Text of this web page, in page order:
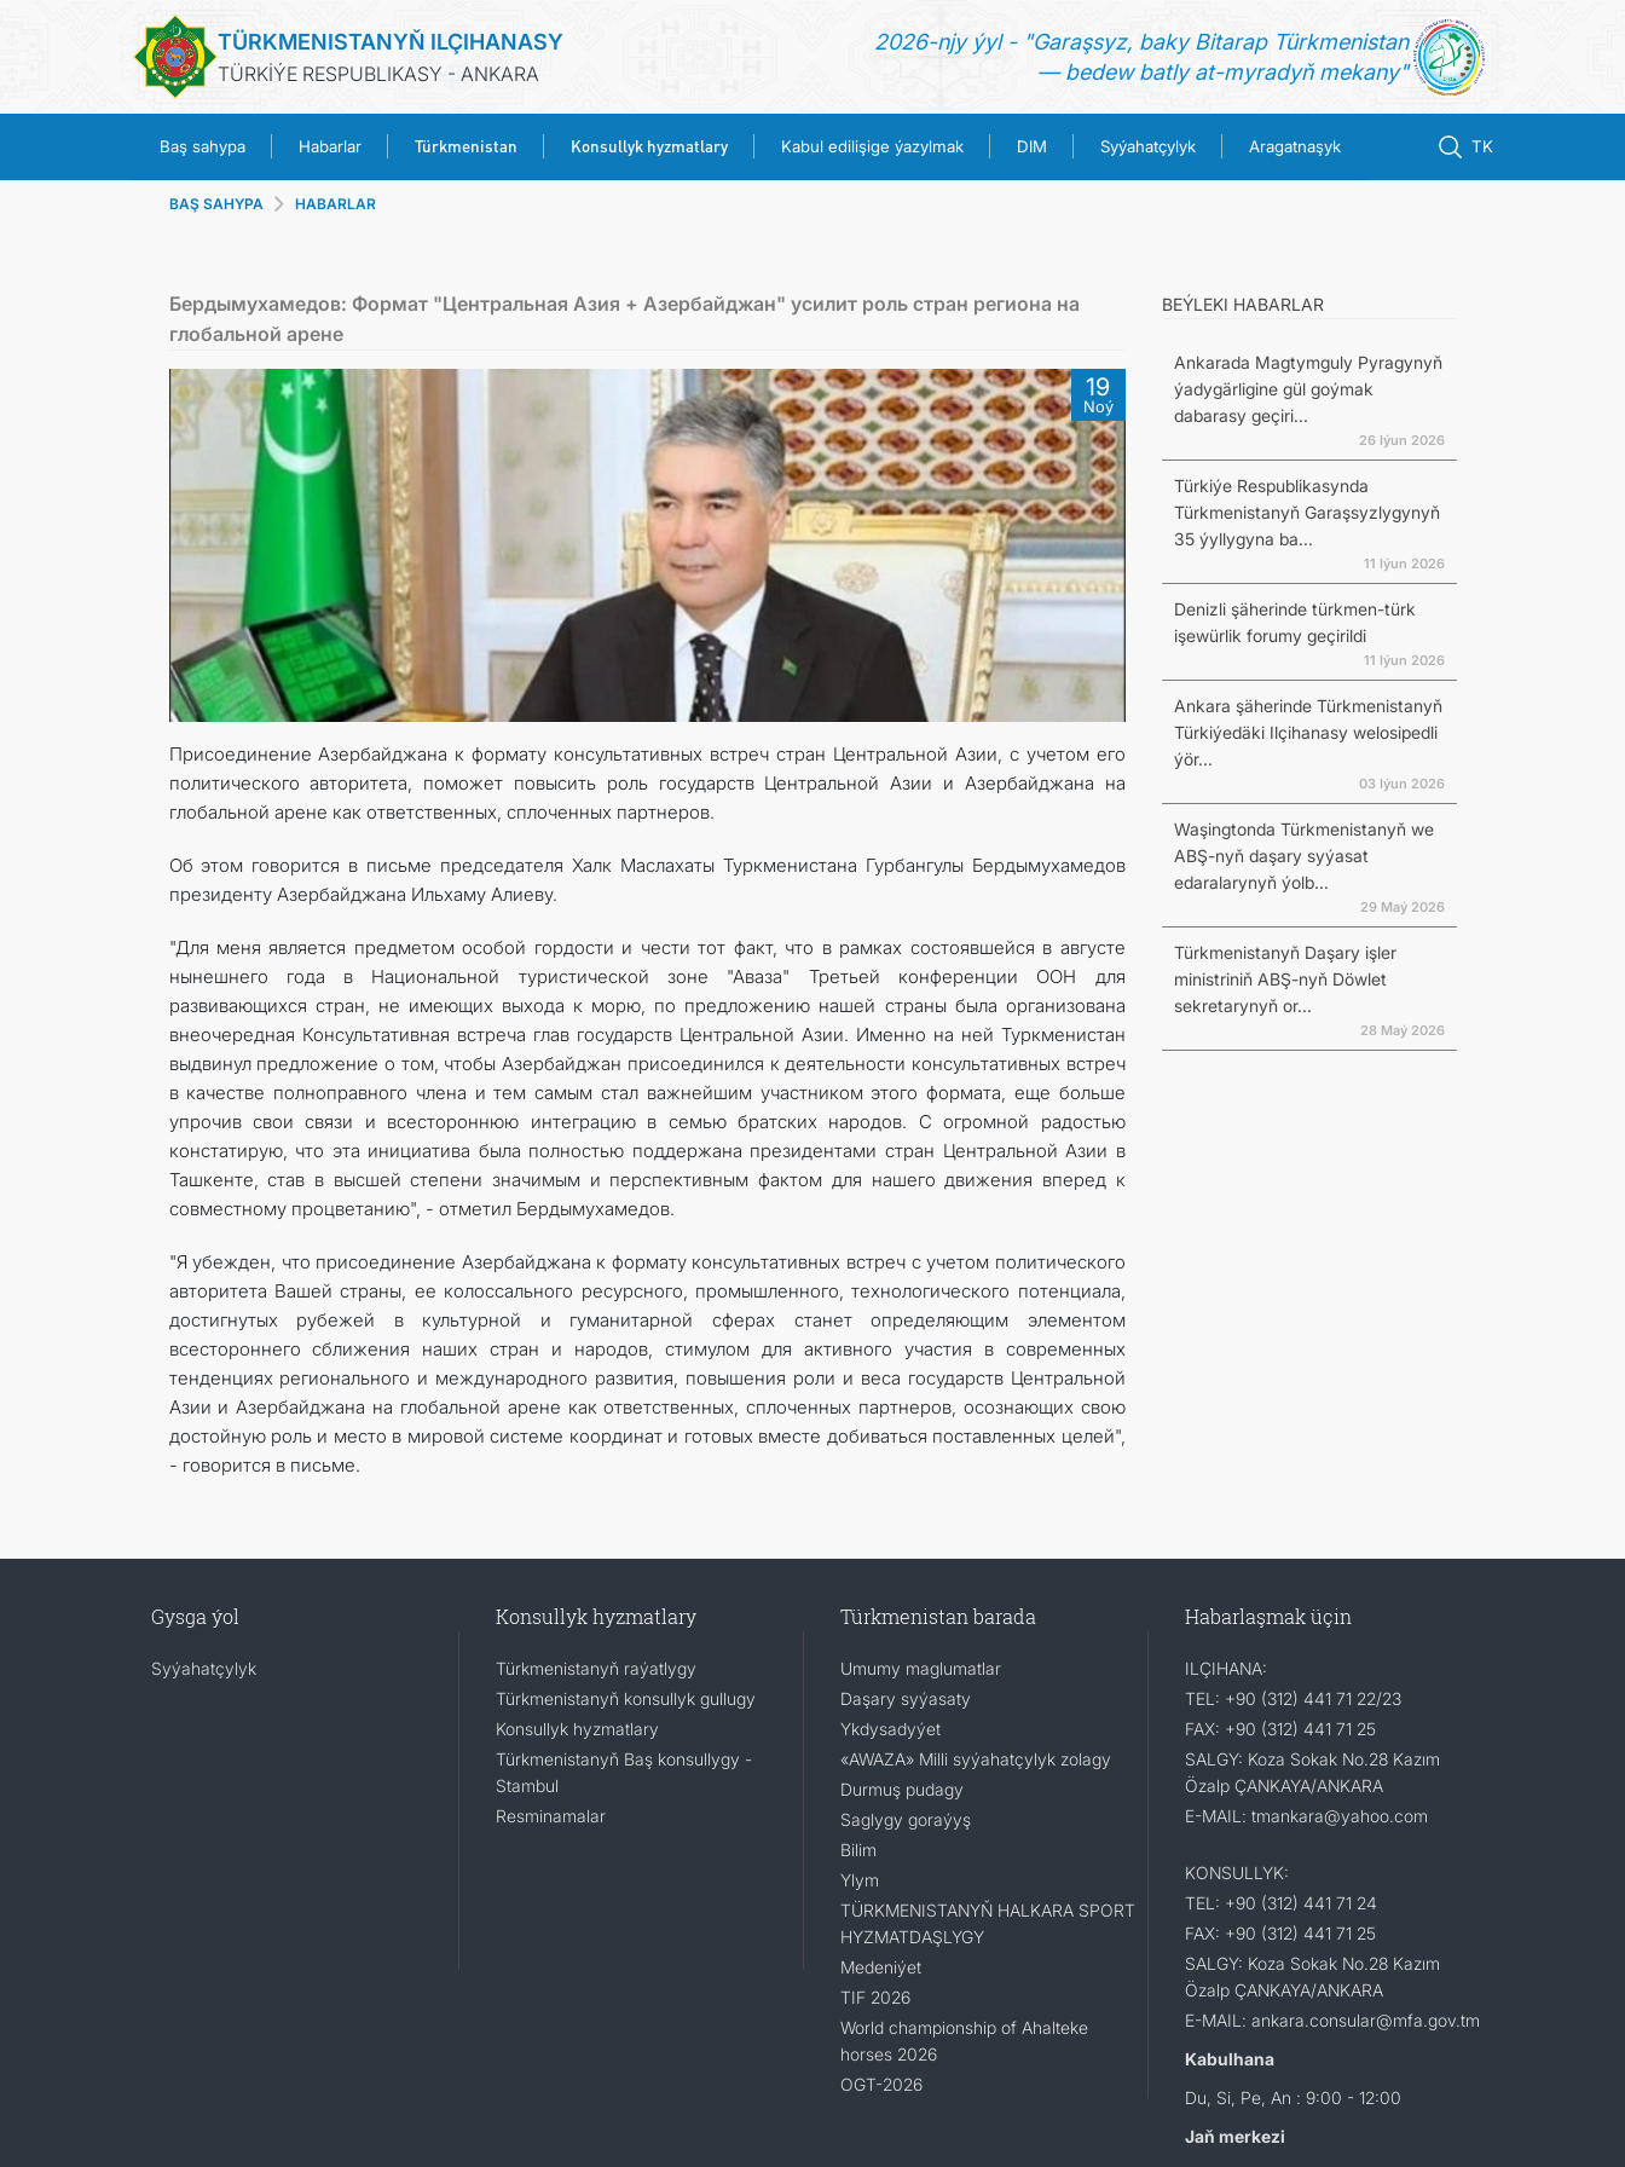
TÜRKMENISTANYŇ ILÇIHANASY
TÜRKİÝE RESPUBLIKASY - ANKARA
2026-njy ýyl - "Garaşsyz, baky Bitarap Türkmenistan
— bedew batly at-myradyň mekany"
Baş sahypa Habarlar Türkmenistan Konsullyk hyzmatlary Kabul edilişige ýazylmak DIM Syýahatçylyk Aragatnaşyk TK
KONSULLYK HYZMATLARY
KABUL EDILIŞIGE ÝAZYLMAK
DIM
SYÝAHATÇYLYK
ARAGATNAŞYK
BAŞ SAHYPA HABARLAR
Бердымухамедов: Формат "Центральная Азия + Азербайджан" усилит роль стран региона на
глобальной арене
19
Noý
Присоединение Азербайджана к формату консультативных встреч стран Центральной Азии, с учетом его
политического авторитета, поможет повысить роль государств Центральной Азии и Азербайджана на
глобальной арене как ответственных, сплоченных партнеров.
Об этом говорится в письме председателя Халк Маслахаты Туркменистана Гурбангулы Бердымухамедов
президенту Азербайджана Ильхаму Алиеву.
"Для меня является предметом особой гордости и чести тот факт, что в рамках состоявшейся в августе
нынешнего года в Национальной туристической зоне "Аваза" Третьей конференции ООН для
развивающихся стран, не имеющих выхода к морю, по предложению нашей страны была организована
внеочередная Консультативная встреча глав государств Центральной Азии. Именно на ней Туркменистан
выдвинул предложение о том, чтобы Азербайджан присоединился к деятельности консультативных встреч
в качестве полноправного члена и тем самым стал важнейшим участником этого формата, еще больше
упрочив свои связи и всестороннюю интеграцию в семью братских народов. С огромной радостью
констатирую, что эта инициатива была полностью поддержана президентами стран Центральной Азии в
Ташкенте, став в высшей степени значимым и перспективным фактом для нашего движения вперед к
совместному процветанию", - отметил Бердымухамедов.
"Я убежден, что присоединение Азербайджана к формату консультативных встреч с учетом политического
авторитета Вашей страны, ее колоссального ресурсного, промышленного, технологического потенциала,
достигнутых рубежей в культурной и гуманитарной сферах станет определяющим элементом
всестороннего сближения наших стран и народов, стимулом для активного участия в современных
тенденциях регионального и международного развития, повышения роли и веса государств Центральной
Азии и Азербайджана на глобальной арене как ответственных, сплоченных партнеров, осознающих свою
достойную роль и место в мировой системе координат и готовых вместе добиваться поставленных целей",
- говорится в письме.
BEÝLEKI HABARLAR
Ankarada Magtymguly Pyragynyň
ýadygärligine gül goýmak
dabarasy geçiri...
26 Iýun 2026
Türkiýe Respublikasynda
Türkmenistanyň Garaşsyzlygynyň
35 ýyllygyna ba...
11 Iýun 2026
Denizli şäherinde türkmen-türk
işewürlik forumy geçirildi
11 Iýun 2026
Ankara şäherinde Türkmenistanyň
Türkiýedäki Ilçihanasy welosipedli
ýör...
03 Iýun 2026
Waşingtonda Türkmenistanyň we
ABŞ-nyň daşary syýasat
edaralarynyň ýolb...
29 Maý 2026
Türkmenistanyň Daşary işler
ministriniň ABŞ-nyň Döwlet
sekretarynyň or...
28 Maý 2026
Gysga ýol
Syýahatçylyk
Konsullyk hyzmatlary
Türkmenistanyň raýatlygy
Türkmenistanyň konsullyk gullugy
Konsullyk hyzmatlary
Türkmenistanyň Baş konsullygy -
Stambul
Resminamalar
Türkmenistan barada
Umumy maglumatlar
Daşary syýasaty
Ykdysadyýet
«AWAZA» Milli syýahatçylyk zolagy
Durmuş pudagy
Saglygy goraýyş
Bilim
Ylym
TÜRKMENISTANYŇ HALKARA SPORT
HYZMATDAŞLYGY
Medeniýet
TIF 2026
World championship of Ahalteke
horses 2026
OGT-2026
Habarlaşmak üçin
ILÇIHANA:
TEL: +90 (312) 441 71 22/23
FAX: +90 (312) 441 71 25
SALGY: Koza Sokak No.28 Kazım
Özalp ÇANKAYA/ANKARA
E-MAIL: tmankara@yahoo.com
KONSULLYK:
TEL: +90 (312) 441 71 24
FAX: +90 (312) 441 71 25
SALGY: Koza Sokak No.28 Kazım
Özalp ÇANKAYA/ANKARA
E-MAIL: ankara.consular@mfa.gov.tm
Kabulhana
Du, Si, Pe, An : 9:00 - 12:00
Jaň merkezi